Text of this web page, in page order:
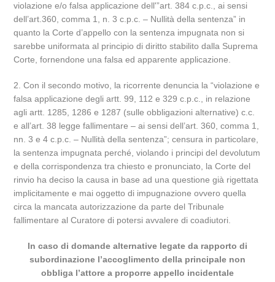
violazione e/o falsa applicazione dell'”art. 384 c.p.c., ai sensi
dell’art.360, comma 1, n. 3 c.p.c. – Nullità della sentenza” in
quanto la Corte d’appello con la sentenza impugnata non si
sarebbe uniformata al principio di diritto stabilito dalla Suprema
Corte, fornendone una falsa ed apparente applicazione.
2. Con il secondo motivo, la ricorrente denuncia la “violazione e
falsa applicazione degli artt. 99, 112 e 329 c.p.c., in relazione
agli artt. 1285, 1286 e 1287 (sulle obbligazioni alternative) c.c.
e all’art. 38 legge fallimentare – ai sensi dell’art. 360, comma 1,
nn. 3 e 4 c.p.c. – Nullità della sentenza”; censura in particolare,
la sentenza impugnata perché, violando i principi del devolutum
e della corrispondenza tra chiesto e pronunciato, la Corte del
rinvio ha deciso la causa in base ad una questione già rigettata
implicitamente e mai oggetto di impugnazione ovvero quella
circa la mancata autorizzazione da parte del Tribunale
fallimentare al Curatore di potersi avvalere di coadiutori.
In caso di domande alternative legate da rapporto di
subordinazione l’accoglimento della principale non
obbliga l’attore a proporre appello incidentale